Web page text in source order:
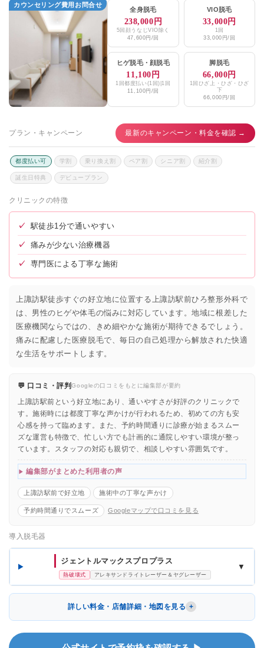
カウンセリング費用お問合せ
全身脱毛
238,000円
5回顔うなじVIO除く
47,600円/回
VIO脱毛
33,000円
1回
33,000円/回
ヒゲ脱毛・ 顔脱毛
11,100円
1回都度払い(1回)|1回
11,100円/回
脚脱毛
66,000円
1回ひざ上・ひざ・ひざ
下
66,000円/回
プラン・キャンペーン 最新のキャンペーン・料金を確認 →
都度払い可 学割 乗り換え割 ペア割 シニア割 紹介割
誕生日特典 デビュープラン
クリニックの特徴
✓ 駅徒歩1分で通いやすい
✓ 痛みが少ない治療機器
✓ 専門医による丁寧な施術
上諏訪駅徒歩すぐの好立地に位置する上諏訪駅前ひろ整形外科で
は、男性のヒゲや体毛の悩みに対応しています。地域に根差した
医療機関ならではの、きめ細やかな施術が期待できるでしょう。
痛みに配慮した医療脱毛で、毎日の自己処理から解放された快適
な生活をサポートします。
💬 口コミ・評判Googleの口コミをもとに編集部が要約
上諏訪駅前という好立地にあり、通いやすさが好評のクリニックで
す。施術時には都度丁寧な声かけが行われるため、初めての方も安
心感を持って臨めます。また、予約時間通りに診療が始まるスムー
ズな運営も特徴で、忙しい方でも計画的に通院しやすい環境が整っ
ています。スタッフの対応も親切で、相談しやすい雰囲気です。
編集部がまとめた利用者の声
上諏訪駅前で好立地 施術中の丁寧な声かけ
予約時間通りでスムーズ Googleマップで口コミを見る
導入脱毛器
ジェントルマックスプロプラス
熱破壊式 アレキサンドライトレーザー＆ヤグレーザー
▼
詳しい料金・店舗詳細・地図を見る